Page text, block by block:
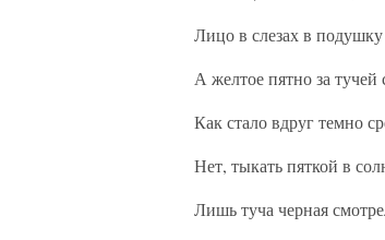
Лицо в слезах в подушку
А желтое пятно за тучей
Как стало вдруг темно
Нет, тыкать пяткой в
Лишь туча черная